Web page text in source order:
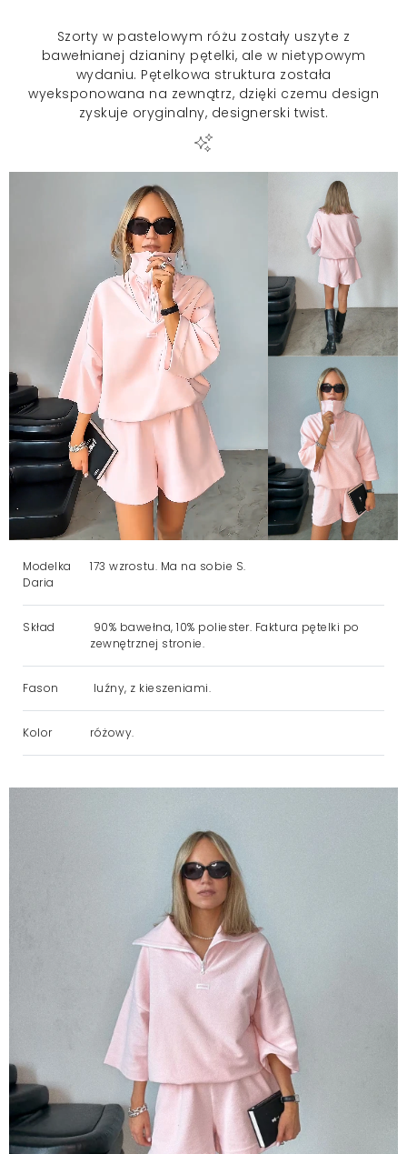
Szorty w pastelowym różu zostały uszyte z
bawełnianej dzianiny pętelki, ale w nietypowym
wydaniu. Pętelkowa struktura została
wyeksponowana na zewnątrz, dzięki czemu design
zyskuje oryginalny, designerski twist.
Modelka
Daria
173 wzrostu. Ma na sobie S.
Skład
90% bawełna, 10% poliester. Faktura pętelki po
zewnętrznej stronie.
Fason luźny, z kieszeniami.
Kolor różowy.